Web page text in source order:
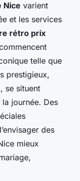
Nice varient
et les services
rétro prix
telle que
prestigieux,
se situent
journée. Des
des
mieux